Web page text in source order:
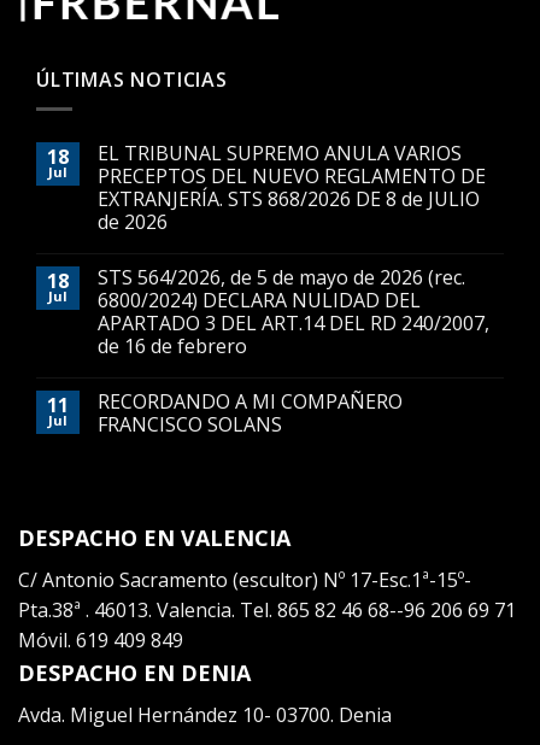
ÚLTIMAS NOTICIAS
18
Jul
EL TRIBUNAL SUPREMO ANULA VARIOS
PRECEPTOS DEL NUEVO REGLAMENTO DE
EXTRANJERÍA. STS 868/2026 DE 8 de JULIO
de 2026
18
Jul
STS 564/2026, de 5 de mayo de 2026 (rec.
6800/2024) DECLARA NULIDAD DEL
APARTADO 3 DEL ART.14 DEL RD 240/2007,
de 16 de febrero
11
Jul
RECORDANDO A MI COMPAÑERO
FRANCISCO SOLANS
DESPACHO EN VALENCIA
C/ Antonio Sacramento (escultor) Nº 17-Esc.1ª-15º-
Pta.38ª . 46013. Valencia. Tel. 865 82 46 68--96 206 69 71
Móvil. 619 409 849
DESPACHO EN DENIA
Avda. Miguel Hernández 10- 03700. Denia